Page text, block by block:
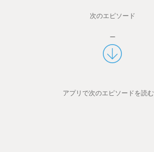
次のエピソード
アプリで次のエピソードを読む